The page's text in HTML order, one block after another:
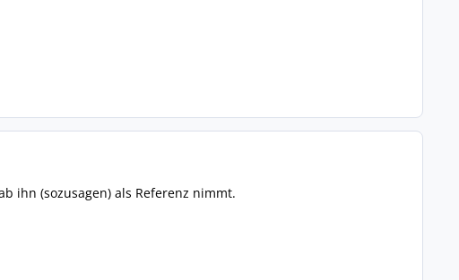
ihn (sozusagen) als Referenz nimmt.